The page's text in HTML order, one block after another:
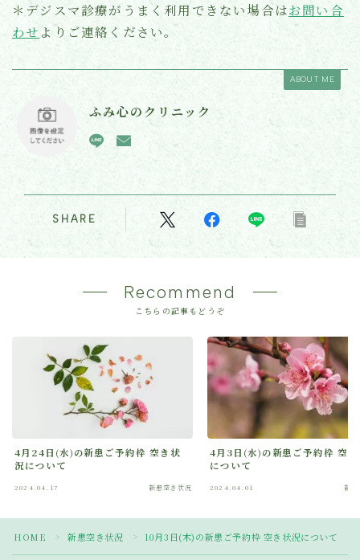
Follow Me
＊デジスマ診療がうまく利用できない場合はお問い合
わせ よりご連絡ください。
ABOUT ME
ふみ心のクリニック
SHARE
Recommend
こちらの記事もどうぞ
4月24日(水)の新患ご予約枠 空き状
況について
2024.04.17 新患空き状況
4月3日(水)の新患ご予約枠 空
について
2024.04.01 新患
HOME ＞ 新患空き状況 ＞ 10月3日(木)の新患ご予約枠 空き状況について